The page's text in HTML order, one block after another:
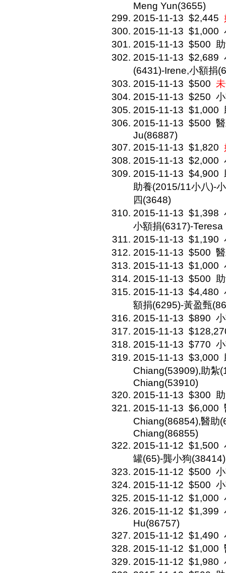
Meng Yun(3655)
2015-11-13 $2,445
2015-11-13 $1,000
2015-11-13 $500
2015-11-13 $2,689
(6431)-Irene,小額捐
2015-11-13 $500
2015-11-13 $250
2015-11-13 $1,000
2015-11-13 $500
Ju(86887)
2015-11-13 $1,820
2015-11-13 $2,000
2015-11-13 $4,900
助養(2015/11小八)-
四(3648)
2015-11-13 $1,398
小額捐(6317)-
2015-11-13 $1,190
2015-11-13 $500
2015-11-13 $1,000
2015-11-13 $500
2015-11-13 $4,480
額捐(6295)-黃盈甄
2015-11-13 $890
2015-11-13
2015-11-13 $770
2015-11-13 $3,000
Chiang(53909),助紮
Chiang(53910)
2015-11-13 $300
2015-11-13 $6,000
Chiang(86854),醫助
Chiang(86855)
2015-11-12 $1,500
罐(65)-龔小狗(38414)
2015-11-12 $500
2015-11-12 $500
2015-11-12 $1,000
2015-11-12 $1,399
Hu(86757)
2015-11-12 $1,490
2015-11-12 $1,000
2015-11-12 $1,980